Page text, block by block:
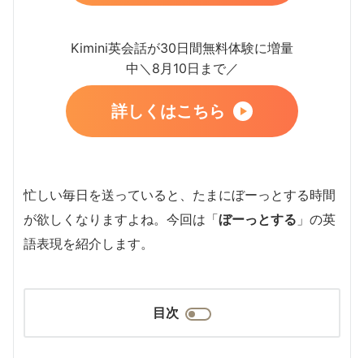
Kimini英会話が30日間無料体験に増量
中＼8月10日まで／
詳しくはこちら
忙しい毎日を送っていると、たまにぼーっとする時間
が欲しくなりますよね。今回は「ぼーっとする 」の英
語表現を紹介します。
目次